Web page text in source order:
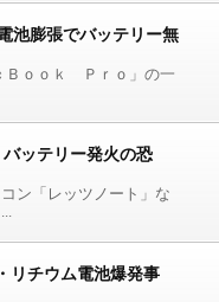
池膨張でバッテリー無
Ｂｏｏｋ Ｐｒｏ」の一
ッテリー発火の恐
ン「レッツノート」な
チウム電池爆発事